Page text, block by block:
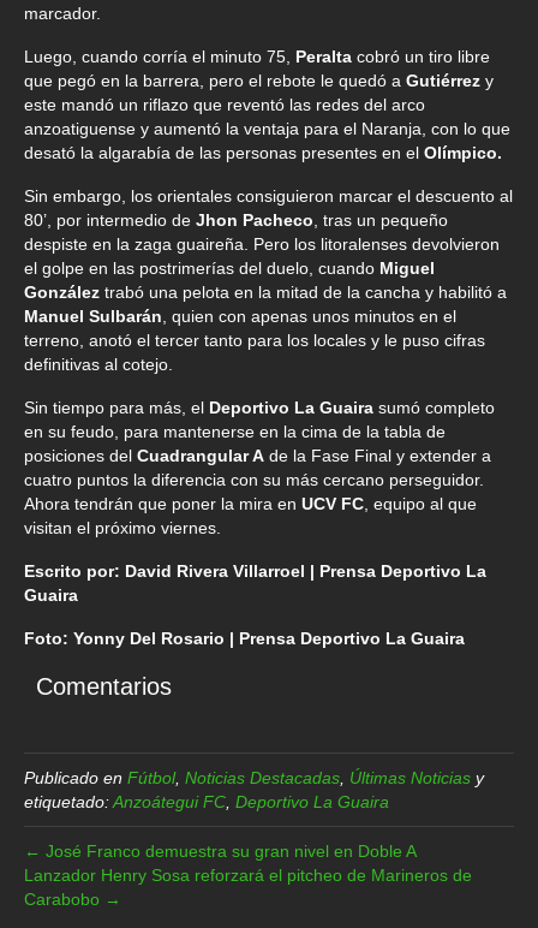
marcador.
Luego, cuando corría el minuto 75, Peralta cobró un tiro libre
que pegó en la barrera, pero el rebote le quedó a Gutiérrez y
este mandó un riflazo que reventó las redes del arco
anzoatiguense y aumentó la ventaja para el Naranja, con lo que
desató la algarabía de las personas presentes en el Olímpico.
Sin embargo, los orientales consiguieron marcar el descuento al
80’, por intermedio de Jhon Pacheco , tras un pequeño
despiste en la zaga guaireña. Pero los litoralenses devolvieron
el golpe en las postrimerías del duelo, cuando Miguel
González trabó una pelota en la mitad de la cancha y habilitó a
Manuel Sulbarán , quien con apenas unos minutos en el
terreno, anotó el tercer tanto para los locales y le puso cifras
definitivas al cotejo.
Sin tiempo para más, el Deportivo La Guaira sumó completo
en su feudo, para mantenerse en la cima de la tabla de
posiciones del Cuadrangular A de la Fase Final y extender a
cuatro puntos la diferencia con su más cercano perseguidor.
Ahora tendrán que poner la mira en UCV FC , equipo al que
visitan el próximo viernes.
Escrito por: David Rivera Villarroel | Prensa Deportivo La
Guaira
Foto: Yonny Del Rosario | Prensa Deportivo La Guaira
Comentarios
Publicado en Fútbol, Noticias Destacadas Últimas Noticias y
etiquetado:Anzoátegui FC Deportivo La Guaira
← José Franco demuestra su gran nivel en Doble A
Lanzador Henry Sosa reforzará el pitcheo de Marineros de
Carabobo →